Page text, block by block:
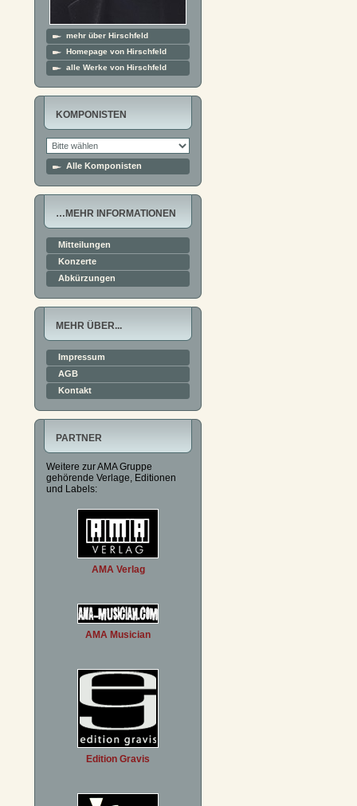
mehr über Hirschfeld
Homepage von Hirschfeld
alle Werke von Hirschfeld
KOMPONISTEN
Alle Komponisten
…MEHR INFORMATIONEN
Mitteilungen
Konzerte
Abkürzungen
MEHR ÜBER...
Impressum
AGB
Kontakt
PARTNER
Weitere zur AMA Gruppe
gehörende Verlage, Editionen
und Labels:
AMA Verlag
AMA Musician
Edition Gravis